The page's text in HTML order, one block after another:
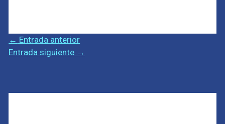
← Entrada anterior
Entrada siguiente →